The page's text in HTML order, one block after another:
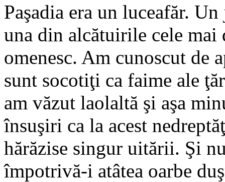
Paşadia era un luceafăr.
una din alcătuirile cele mai
omenesc. Am cunoscut de
sunt socotiţi ca faime ale
am văzut laolaltă şi aşa
însuşiri ca la acest
hărăzise singur uitării. Şi
împotrivă-i atâtea oarbe